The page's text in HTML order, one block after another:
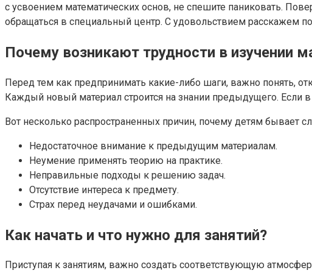
с усвоением математических основ, не спешите паниковать.
обращаться в специальный центр. С удовольствием расскажем
Почему возникают трудности в изучении
Перед тем как предпринимать какие-либо шаги, важно понять,
Каждый новый материал строится на знании предыдущего.
Вот несколько распространенных причин, почему детям бывает
Недостаточное внимание к предыдущим материалам.
Неумение применять теорию на практике.
Неправильные подходы к решению задач.
Отсутствие интереса к предмету.
Страх перед неудачами и ошибками.
Как начать и что нужно для занятий?
Приступая к занятиям, важно создать соответствующую